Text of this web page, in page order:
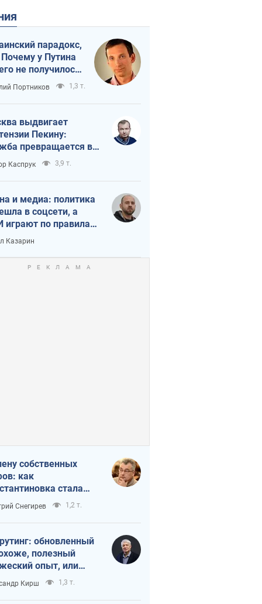
парадокс,
у Путина
не получилось
Портников 1,3 т.
выдвигает
Пекину:
превращается в
России от
Каспрук 3,9 т.
и медиа: политика
в соцсети, а
играют по правилам
Казарин
собственных
как
стала
идеологической
для российских
Снегирев 1,2 т.
обновленный
полезный
опыт, или
трусости
Кирш 1,3 т.